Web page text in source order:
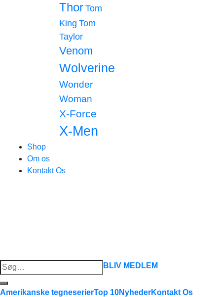
Thor Tom
King Tom
Taylor
Venom
Wolverine
Wonder
Woman
X-Force
X-Men
Shop
Om os
Kontakt Os
Søg
efter:
BLIV MEDLEM
Amerikanske tegneserierTop 10NyhederKontakt Os